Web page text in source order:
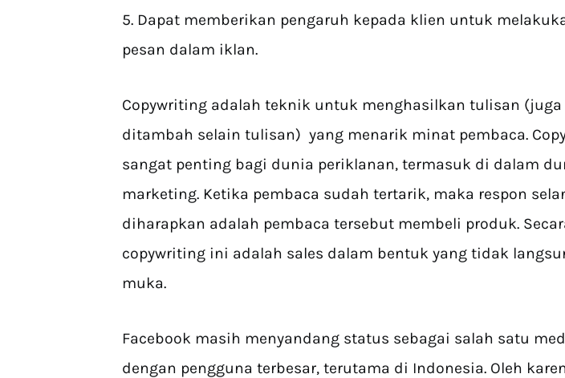
5. Dapat memberikan pengaruh kepada klien untuk
pesan dalam iklan.
Copywriting adalah teknik untuk menghasilkan tulisan (juga
ditambah selain tulisan) yang menarik minat pembaca.
sangat penting bagi dunia periklanan, termasuk di dalam
marketing. Ketika pembaca sudah tertarik, maka respon
diharapkan adalah pembaca tersebut membeli produk.
copywriting ini adalah sales dalam bentuk yang tidak
muka.
Facebook masih menyandang status sebagai salah satu
dengan pengguna terbesar, terutama di Indonesia. Oleh